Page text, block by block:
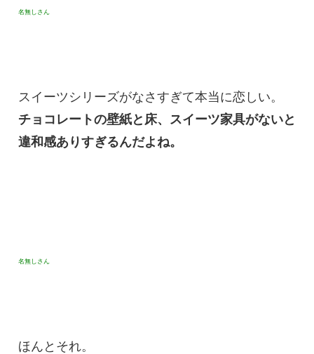
名無しさん
スイーツシリーズがなさすぎて本当に恋しい。
チョコレートの壁紙と床、スイーツ家具がないと
違和感ありすぎるんだよね。
名無しさん
ほんとそれ。